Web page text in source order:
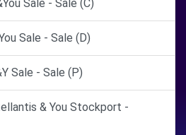
Sale - Sale (C)
Sale - Sale (D)
Sale - Sale (P)
& You Stockport -